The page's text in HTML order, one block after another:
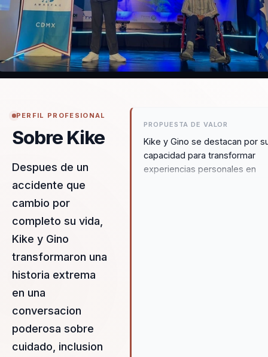
PERFIL PROFESIONAL
Sobre Kike
Despues de un
accidente que
cambio por
completo su vida,
Kike y Gino
transformaron una
historia extrema
en una
conversacion
poderosa sobre
cuidado, inclusion
PROPUESTA DE VALOR
Kike y Gino se destacan por
capacidad para transformar
experiencias personales en